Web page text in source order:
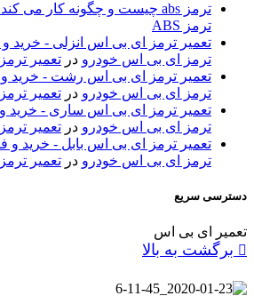
ترمز abs چیست و چگونه کار می کند؟ | ای بی اس اتحاد
ترمز ABS
تعمیر ترمز ای بی اس انزلی - خرید
ترمز ای بی اس خودرو در تعمیر
تعمیر ترمز ای بی اس رشت - خرید
ترمز ای بی اس خودرو در تعمیر
تعمیر ترمز ای بی اس ساری - خرید
ترمز ای بی اس خودرو در تعمیر
تعمیر ترمز ای بی اس بابل - خرید و
ترمز ای بی اس خودرو در تعمیر
دسترسی سریع
تعمیر ای بی اس
برگشت به بالا